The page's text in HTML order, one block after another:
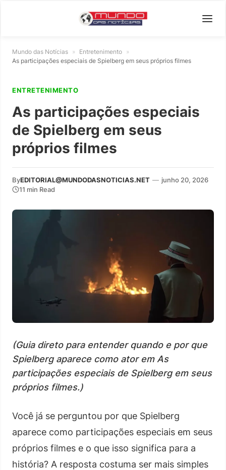
Mundo das Notícias » Entretenimento »
As participações especiais de Spielberg em seus próprios filmes
ENTRETENIMENTO
As participações especiais
de Spielberg em seus
próprios filmes
ByEDITORIAL@MUNDODASNOTICIAS.NET — junho 20, 2026
11 min Read
(Guia direto para entender quando e por que
Spielberg aparece como ator em As
participações especiais de Spielberg em seus
próprios filmes.)
Você já se perguntou por que Spielberg
aparece como participações especiais em seus
próprios filmes e o que isso significa para a
história? A resposta costuma ser mais simples